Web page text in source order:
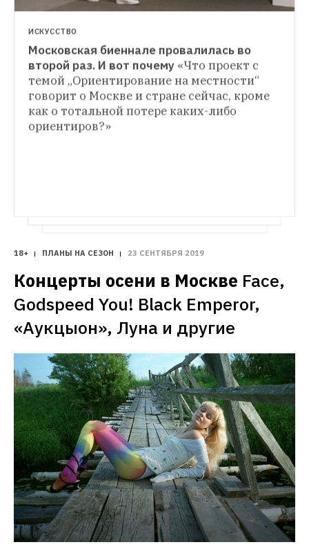
НОВОЕ
Есть один стул: Кто и зачем сделал
стеклянный трон с миллионом долларов
Художник Сергиенко и бизнесмен Рыбаков
создали арт-объект из стекла и денег, а
ИСКУССТВО
Божественный Шагал: Неожиданная
выставка художника в ПодмосковьеВ
музее под Истрой сейчас находится 239
работ Шагала
ИСКУССТВО
Московская биеннале провалилась во
второй раз. И вот почему «Что проект с
темой „Ориентирование на местности“
говорит о Москве и стране сейчас, кроме
как о тотальной потере каких-либо
ориентиров?»
18+ ПЛАНЫ НА СЕЗОН 23 СЕНТЯБРЯ 2019
Концерты осени в Москве Face,
Godspeed You! Black Emperor,
«Аукцыон», Луна и другие